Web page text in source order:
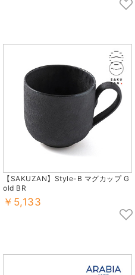
【SAKUZAN】Style-B マグカップ G
old BR
￥5,133